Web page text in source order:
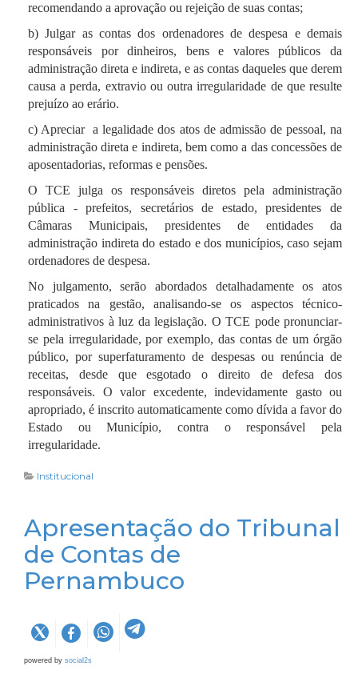
Art. 3º Competirá à Escola de Contas Públicas
Professor Barreto Guimarães, dentre outras
atividades:
I - ministrar cursos de formação e de aperfeiçoamento
profissional, com atividades de treinamento e
desenvolvimento técnico nas áreas de atuação do
Tribunal de Contas;
II - promover e organizar ciclos de conferências,
simpósios, seminários, palestras e outros eventos
assemelhados;
III - desenvolver atividades de pesquisa, estudos e
cursos de extensão;
pós-graduação latu sensu, mediante convênio
celebrado com instituições de ensino.
Parágrafo único. A Escola de Contas Públicas
Professor Guimarães poderá celebrar convênios de
intercâmbio de informações, experiências,
conhecimentos e outros interesses, com órgãos ou
entidades congêneres do país e do exterior.
Ações Administrativas Internas
Os sistemas de informação administrativos, de
responsabilidade da CAD - Coordenadoria de
Administração Geral, responsável pelas ações
recomendando a aprovação ou rejeição de suas contas;
b) Julgar as contas dos ordenadores de despesa e demais
responsáveis por dinheiros, bens e valores públicos da
administração direta e indireta, e as contas daqueles que derem
causa a perda, extravio ou outra irregularidade de que resulte
prejuízo ao erário.
c) Apreciar a legalidade dos atos de admissão de pessoal, na
administração direta e indireta, bem como a das concessões de
aposentadorias, reformas e pensões.
O TCE julga os responsáveis diretos pela administração
pública - prefeitos, secretários de estado, presidentes de
Câmaras Municipais, presidentes de entidades da
administração indireta do estado e dos municípios, caso sejam
ordenadores de despesa.
No julgamento, serão abordados detalhadamente os atos
praticados na gestão, analisando-se os aspectos técnico-
administrativos à luz da legislação. O TCE pode pronunciar-
se pela irregularidade, por exemplo, das contas de um órgão
público, por superfaturamento de despesas ou renúncia de
receitas, desde que esgotado o direito de defesa dos
responsáveis. O valor excedente, indevidamente gasto ou
apropriado, é inscrito automaticamente como dívida a favor do
Estado ou Município, contra o responsável pela
irregularidade.
Institucional
Apresentação do Tribunal
de Contas de
Pernambuco
powered by social2s